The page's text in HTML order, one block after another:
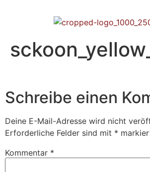
Schreibe einen
Deine E-Mail-Adresse wird nicht
Erforderliche Felder sind mit *
Kommentar *